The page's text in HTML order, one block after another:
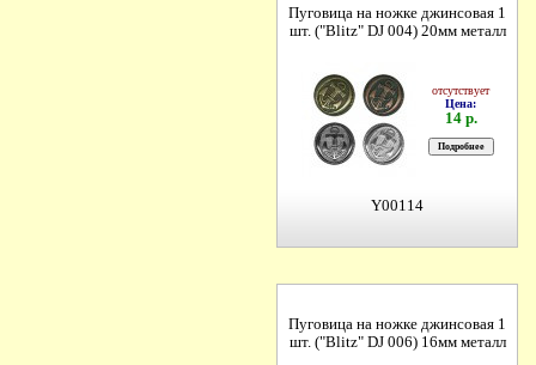
Пуговица на ножке джинсовая 1
шт. ("Blitz" DJ 004) 20мм металл
отсутствует
Цена:
14 р.
Y00114
Пуговица на ножке джинсовая 1
шт. ("Blitz" DJ 006) 16мм металл